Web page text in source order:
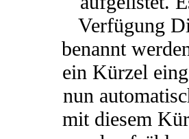
Verfügung
benannt
ein Kürzel
nun
mit diesem